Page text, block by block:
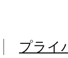
プライ